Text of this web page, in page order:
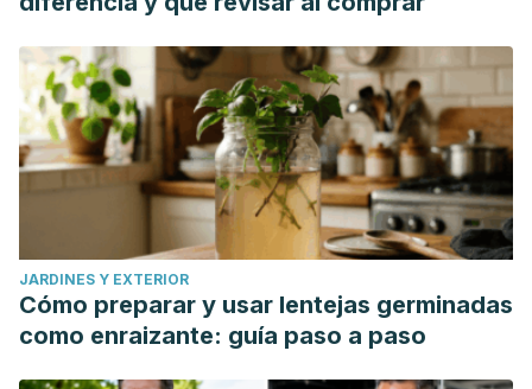
JARDINES Y EXTERIOR
Cómo preparar y usar lentejas germinadas
como enraizante: guía paso a paso